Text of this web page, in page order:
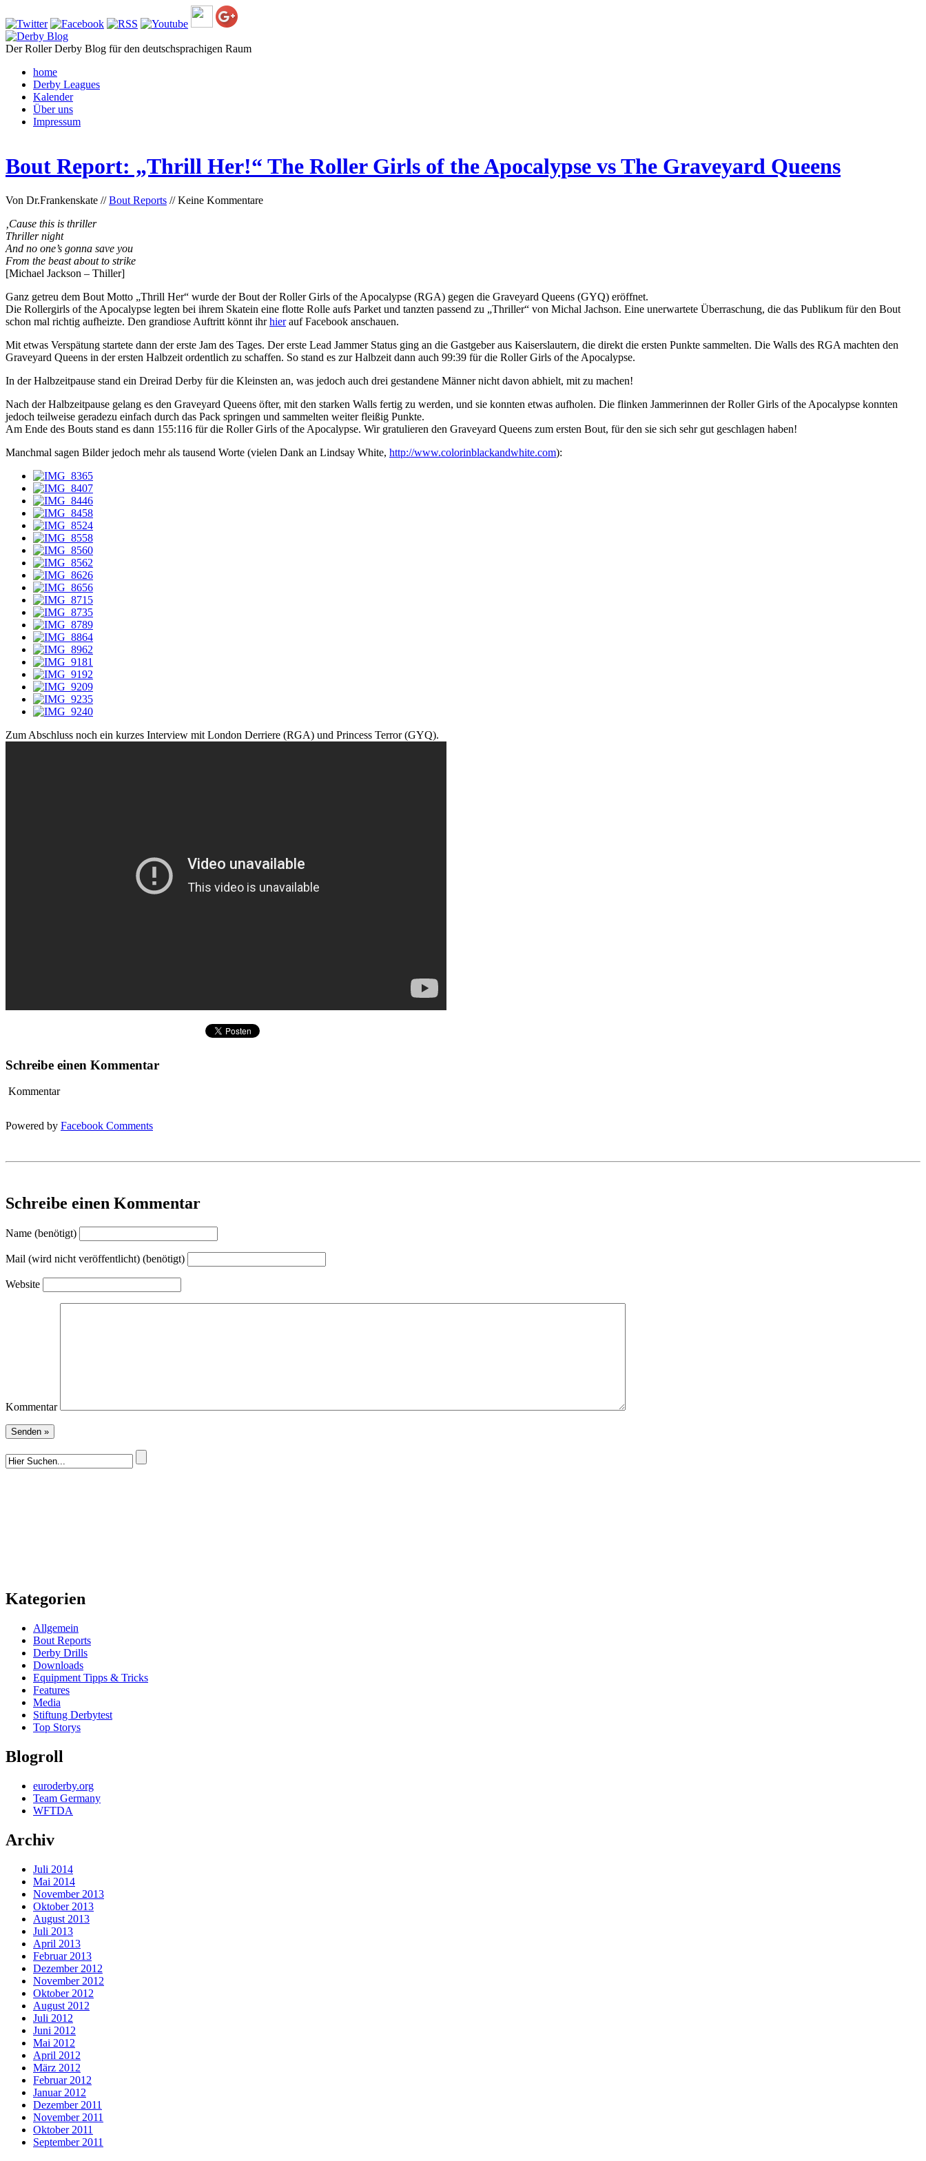
Der Roller Derby Blog für den deutschsprachigen Raum
home
Derby Leagues
Kalender
Über uns
Impressum
Bout Report: „Thrill Her!“ The Roller Girls of the Apocalypse vs The Graveyard Queens
Von Dr.Frankenskate //Bout Reports // Keine Kommentare
‚Cause this is thriller
Thriller night
And no one’s gonna save you
From the beast about to strike
[Michael Jackson – Thiller]
Ganz getreu dem Bout Motto „Thrill Her“ wurde der Bout der Roller Girls of the Apocalypse (RGA) gegen die Graveyard Queens (GYQ) eröffnet.
Die Rollergirls of the Apocalypse legten bei ihrem Skatein eine flotte Rolle aufs Parket und tanzten passend zu „Thriller“ von Michal Jachson. Eine unerwartete Überraschung, die das Publikum für den Bout
schon mal richtig aufheizte. Den grandiose Auftritt könnt ihrhierauf Facebook anschauen.
Mit etwas Verspätung startete dann der erste Jam des Tages. Der erste Lead Jammer Status ging an die Gastgeber aus Kaiserslautern, die direkt die ersten Punkte sammelten. Die Walls des RGA machten den
Graveyard Queens in der ersten Halbzeit ordentlich zu schaffen. So stand es zur Halbzeit dann auch 99:39 für die Roller Girls of the Apocalypse.
In der Halbzeitpause stand ein Dreirad Derby für die Kleinsten an, was jedoch auch drei gestandene Männer nicht davon abhielt, mit zu machen!
Nach der Halbzeitpause gelang es den Graveyard Queens öfter, mit den starken Walls fertig zu werden, und sie konnten etwas aufholen. Die flinken Jammerinnen der Roller Girls of the Apocalypse konnten
jedoch teilweise geradezu einfach durch das Pack springen und sammelten weiter fleißig Punkte.
Am Ende des Bouts stand es dann 155:116 für die Roller Girls of the Apocalypse. Wir gratulieren den Graveyard Queens zum ersten Bout, für den sie sich sehr gut geschlagen haben!
Manchmal sagen Bilder jedoch mehr als tausend Worte (vielen Dank an Lindsay White, http://www.colorinblackandwhite.com):
Zum Abschluss noch ein kurzes Interview mit London Derriere (RGA) und Princess Terror (GYQ).
Schreibe einen Kommentar
Kommentar
Powered by Facebook Comments
Schreibe einen Kommentar
Name (benötigt)
Mail (wird nicht veröffentlicht) (benötigt)
Website
Kommentar
Kategorien
Allgemein
Bout Reports
Derby Drills
Downloads
Equipment Tipps & Tricks
Features
Media
Stiftung Derbytest
Top Storys
Blogroll
euroderby.org
Team Germany
WFTDA
Archiv
Juli 2014
Mai 2014
November 2013
Oktober 2013
August 2013
Juli 2013
April 2013
Februar 2013
Dezember 2012
November 2012
Oktober 2012
August 2012
Juli 2012
Juni 2012
Mai 2012
April 2012
März 2012
Februar 2012
Januar 2012
Dezember 2011
November 2011
Oktober 2011
September 2011